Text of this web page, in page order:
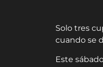
Solo tres
cuando se
Este